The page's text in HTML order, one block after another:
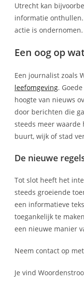
Utrecht kan
informatie
actie is ondernomen.
Een oog op
Een journalist zoals
leefomgeving.
hoogte van nieuws
door berichten die
steeds meer
buurt, wijk of stad
De nieuwe
Tot slot heeft het
steeds groeiende
een informatieve
toegankelijk te
een nieuwe manier
Neem contact op
Je vind